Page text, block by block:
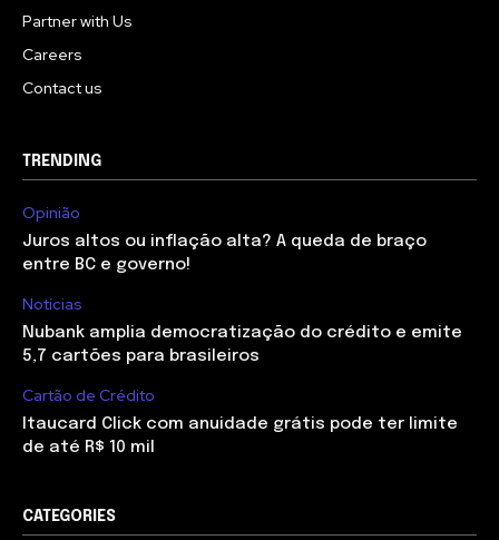
Partner with Us
Careers
Contact us
TRENDING
Opinião
Juros altos ou inflação alta? A queda de braço
entre BC e governo!
Notícias
Nubank amplia democratização do crédito e emite
5,7 cartões para brasileiros
Cartão de Crédito
Itaucard Click com anuidade grátis pode ter limite
de até R$ 10 mil
CATEGORIES